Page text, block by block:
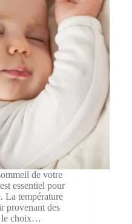
de votre
essentiel pour
La température
provenant des
le choix…